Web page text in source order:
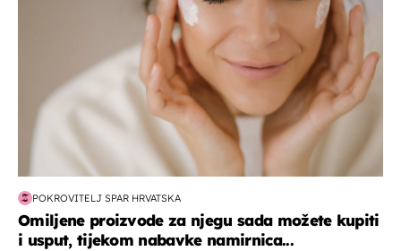
POKROVITELJ SPAR HRVATSKA
Omiljene proizvode za njegu sada možete kupiti
i usput, tijekom nabavke namirnica...